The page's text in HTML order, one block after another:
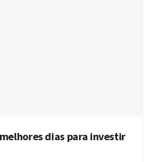
dias para investir